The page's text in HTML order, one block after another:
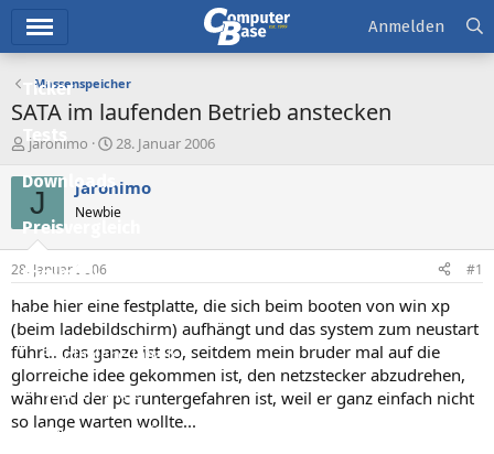
Ticker
Tests
Downloads
Preisvergleich
Forum
Aktuelles
Empfohlene Inhalte
Neue Beiträge
Neueste Aktivitäten
Anmelden
Massenspeicher
SATA im laufenden Betrieb anstecken
E
s
e
e
r
jaronimo
E
s
e
t
a
m
28. Januar 2006
J jaronimo
Newbie
28. Januar 2006 #1
habe hier eine festplatte, die sich beim booten von win xp
(beim ladebildschirm) aufhängt und das system zum neustart
führt.. das ganze ist so, seitdem mein bruder mal auf die
glorreiche idee gekommen ist, den netzstecker abzudrehen,
während der pc runtergefahren ist, weil er ganz einfach nicht
so lange warten wollte...